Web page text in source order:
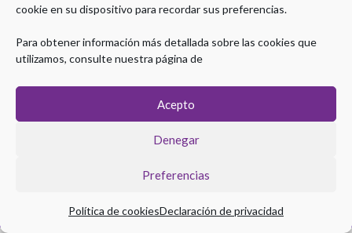
cookie en su dispositivo para recordar sus preferencias.
Para obtener información más detallada sobre las cookies que
utilizamos, consulte nuestra página de
Acepto
Denegar
Preferencias
Política de cookiesDeclaración de privacidad
Copyright © 2026 Plataforma eLearning Digestivo
Política de Privacidad|Política de Cookies